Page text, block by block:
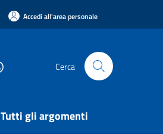
Accedi all'area personale
Cerca
Tutti gli argomenti